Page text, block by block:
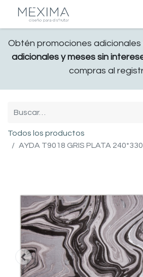
Obtén promociones adicionales
adicionales y meses sin
compras al
Todos los productos
AYDA T9018 GRIS PLATA